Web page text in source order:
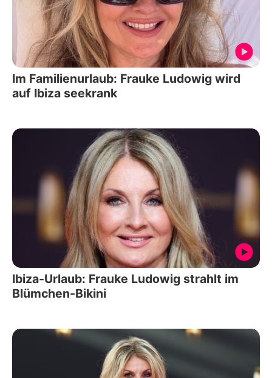
Im Familienurlaub: Frauke Ludowig wird
auf Ibiza seekrank
Ibiza-Urlaub: Frauke Ludowig strahlt im
Blümchen-Bikini